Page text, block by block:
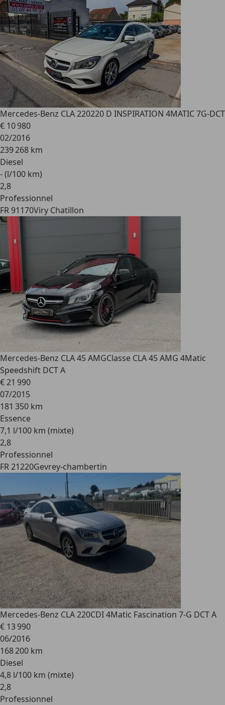
Mercedes-Benz CLA 220220 D INSPIRATION 4MATIC 7G-DCT
€ 10 980
02/2016
239 268 km
Diesel
- (l/100 km)
2,8
Professionnel
FR 91170Viry Chatillon
Mercedes-Benz CLA 45 AMGClasse CLA 45 AMG 4Matic
Speedshift DCT A
€ 21 990
07/2015
181 350 km
Essence
7,1 l/100 km (mixte)
2,8
Professionnel
FR 21220Gevrey-chambertin
Mercedes-Benz CLA 220CDI 4Matic Fascination 7-G DCT A
€ 13 990
06/2016
168 200 km
Diesel
4,8 l/100 km (mixte)
2,8
Professionnel